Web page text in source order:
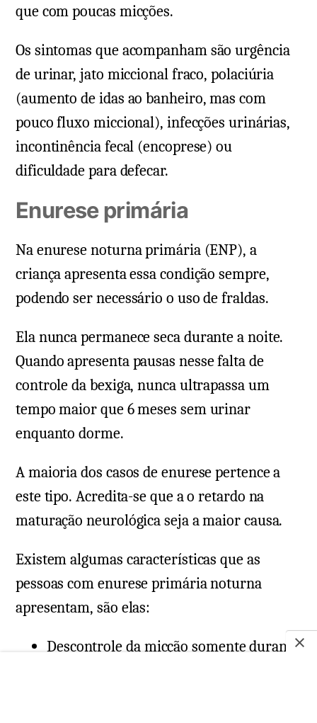
que com poucas micções.
Os sintomas que acompanham são urgência
de urinar, jato miccional fraco, polaciúria
(aumento de idas ao banheiro, mas com
pouco fluxo miccional), infecções urinárias,
incontinência fecal (encoprese) ou
dificuldade para defecar.
Enurese primária
Na enurese noturna primária (ENP), a
criança apresenta essa condição sempre,
podendo ser necessário o uso de fraldas.
Ela nunca permanece seca durante a noite.
Quando apresenta pausas nesse falta de
controle da bexiga, nunca ultrapassa um
tempo maior que 6 meses sem urinar
enquanto dorme.
A maioria dos casos de enurese pertence a
este tipo. Acredita-se que a o retardo na
maturação neurológica seja a maior causa.
Existem algumas características que as
pessoas com enurese primária noturna
apresentam, são elas:
Descontrole da micção somente durante